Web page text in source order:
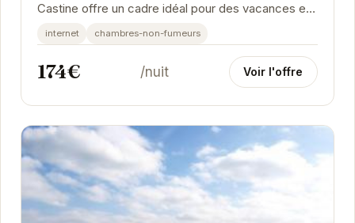
Castine offre un cadre idéal pour des vacances en
famille ou entre amis. Avec ses équipements...
internet chambres-non-fumeurs
174€ /nuit Voir l'offre